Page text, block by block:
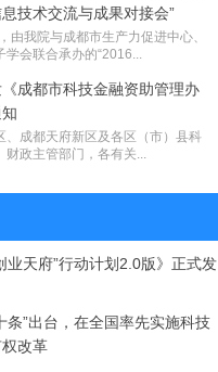
技术交流与成果对接会”
由我院与成都市生产力促进中心、
学会联合承办的“2016...
成都市科技金融资助管理办
、成都天府新区及各区（市）县科
财政主管部门，各有关...
业天府”行动计划2.0版》正式发
条”出台，在全国率先实施科技
改革